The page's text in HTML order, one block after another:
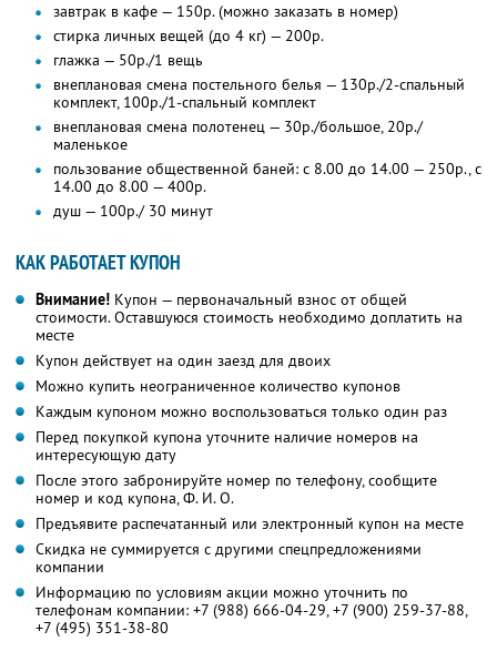
завтрак в кафе — 150р. (можно заказать в номер)
стирка личных вещей (до 4 кг) — 200р.
глажка — 50р./1 вещь
внеплановая смена постельного белья — 130р./2-спальный
комплект, 100р./1-спальный комплект
внеплановая смена полотенец — 30р./большое, 20р./
маленькое
пользование общественной баней: с 8.00 до 14.00 — 250р., с
14.00 до 8.00 — 400р.
душ — 100р./ 30 минут
КАК РАБОТАЕТ КУПОН
Внимание! Купон — первоначальный взнос от общей
стоимости. Оставшуюся стоимость необходимо доплатить на
месте
Купон действует на один заезд для двоих
Можно купить неограниченное количество купонов
Каждым купоном можно воспользоваться только один раз
Перед покупкой купона уточните наличие номеров на
интересующую дату
После этого забронируйте номер по телефону, сообщите
номер и код купона, Ф. И. О.
Предъявите распечатанный или электронный купон на месте
Скидка не суммируется с другими спецпредложениями
компании
Информацию по условиям акции можно уточнить по
телефонам компании: +7 (988) 666-04-29,+7 (900) 259-37-88,
+7 (495) 351-38-80